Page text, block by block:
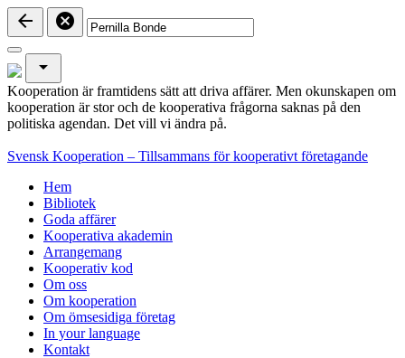
arrow_back cancel
arrow_drop_down
Kooperation är framtidens sätt att driva affärer. Men okunskapen om
kooperation är stor och de kooperativa frågorna saknas på den
politiska agendan. Det vill vi ändra på.
Svensk Kooperation – Tillsammans för kooperativt företagande
Hem
Bibliotek
Goda affärer
Kooperativa akademin
Arrangemang
Kooperativ kod
Om oss
Om kooperation
Om ömsesidiga företag
In your language
Kontakt